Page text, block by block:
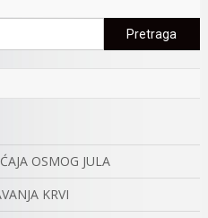
Pretraga:
OSMOG JULA
KRVI